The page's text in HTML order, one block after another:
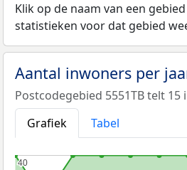
Klik op de naam van een
statistieken voor dat gebied
Aantal inwoners per
Postcodegebied 5551TB telt 15
Grafiek
Tabel
40
40